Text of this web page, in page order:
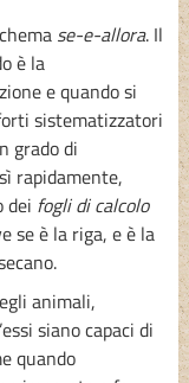
se-e-allora. Il
è la
e quando si
sistematizzatori
grado di
rapidamente,
dei fogli di calcolo
se è la riga, e è la
animali,
siano capaci di
quando